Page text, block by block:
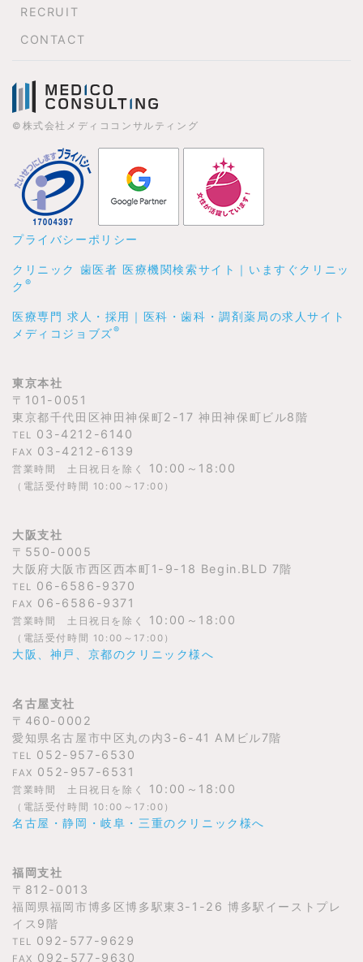
RECRUIT
CONTACT
©株式会社メディココンサルティング
プライバシーポリシー
クリニック 歯医者 医療機関検索サイト｜いますぐクリニッ
ク ®
医療専門 求人・採用｜医科・歯科・調剤薬局の求人サイト
メディコジョブズ®
東京本社
〒101-0051
東京都千代田区神田神保町2-17 神田神保町ビル8階
TEL 03-4212-6140
FAX 03-4212-6139
営業時間 土日祝日を除く 10:00～18:00
（電話受付時間 10:00～17:00）
大阪支社
〒550-0005
大阪府大阪市西区西本町1-9-18 Begin.BLD 7階
TEL 06-6586-9370
FAX 06-6586-9371
営業時間 土日祝日を除く 10:00～18:00
（電話受付時間 10:00～17:00）
大阪、神戸、京都のクリニック様へ
名古屋支社
〒460-0002
愛知県名古屋市中区丸の内3-6-41 AMビル7階
TEL 052-957-6530
FAX 052-957-6531
営業時間 土日祝日を除く 10:00～18:00
（電話受付時間 10:00～17:00）
名古屋・静岡・岐阜・三重のクリニック様へ
福岡支社
〒812-0013
福岡県福岡市博多区博多駅東3-1-26 博多駅イーストプレ
イス9階
TEL 092-577-9629
FAX 092-577-9630